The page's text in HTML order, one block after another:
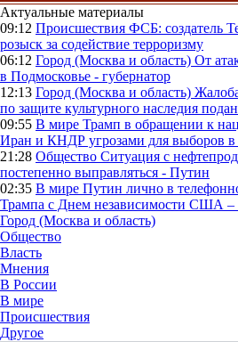
Актуальные материалы
09:12 Происшествия ФСБ: создатель
розыск за содействие терроризму
06:12 Город (Москва и область) От
в Подмосковье - губернатор
12:13 Город (Москва и область)
по защите культурного наследия
09:55 В мире Трамп в обращении к
Иран и КНДР угрозами для выборов
21:28 Общество Ситуация с
постепенно выправляться - Путин
02:35 В мире Путин лично в
Трампа с Днем независимости США –
Город (Москва и область)
Общество
Власть
Мнения
В России
В мире
Происшествия
Другое